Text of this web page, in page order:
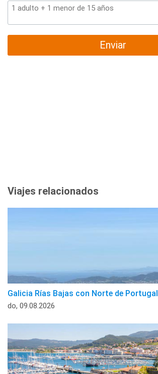
Enviar
Viajes relacionados
Galicia Rías Bajas con Norte de Portugal
do, 09.08.2026